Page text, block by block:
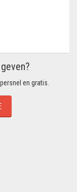
en gratis.